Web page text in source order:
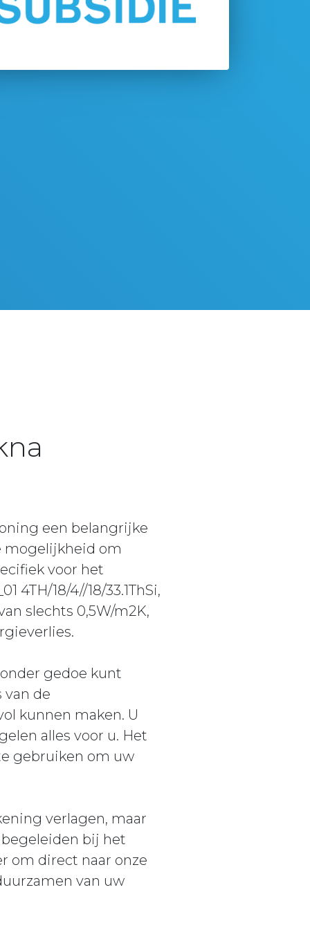
een belangrijke
mogelijkheid om
voor het
4TH/18/4//18/33.1ThSi,
slechts 0,5W/m2K,
gedoe kunt
de
kunnen maken. U
alles voor u. Het
gebruiken om uw
verlagen, maar
bij het
om direct naar onze
van uw